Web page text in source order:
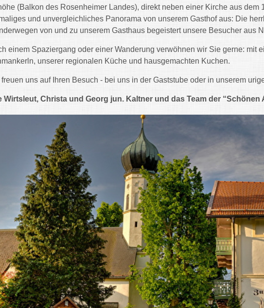
(Balkon des Rosenheimer Landes), direkt neben einer Kirche aus dem
und unvergleichliches Panorama von unserem Gasthof aus: Die
von und zu unserem Gasthaus begeistert unsere Besucher aus
einem Spaziergang oder einer Wanderung verwöhnen wir Sie gerne: mit
unserer regionalen Küche und hausgemachten Kuchen.
uns auf Ihren Besuch - bei uns in der Gaststube oder in unserem
Wirtsleut, Christa und Georg jun. Kaltner und das Team der “Schönen